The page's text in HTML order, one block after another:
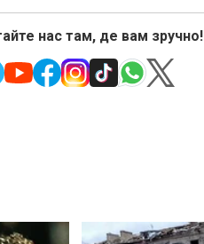
нас там, де вам зручно!